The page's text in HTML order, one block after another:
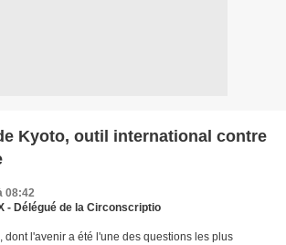
Kyoto, outil international contre
08:42
- Délégué de la Circonscriptio
dont l'avenir a été l'une des questions les plus